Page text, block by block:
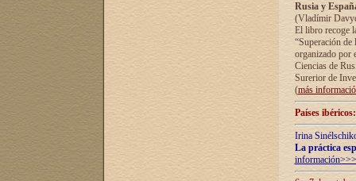
Rusia y
(Vladímir
El libro recoge
“Superación
organizado por
Ciencias de
Surerior de
(más
Países
Irina
La práctica
información>>>